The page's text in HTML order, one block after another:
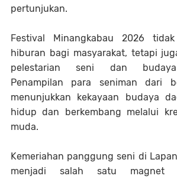
pertunjukan.
Festival Minangkabau 2026
hiburan bagi masyarakat, tetapi
pelestarian seni dan budaya
Penampilan para seniman dari
menunjukkan kekayaan budaya
hidup dan berkembang melalui
muda.
Kemeriahan panggung seni di
menjadi salah satu magnet